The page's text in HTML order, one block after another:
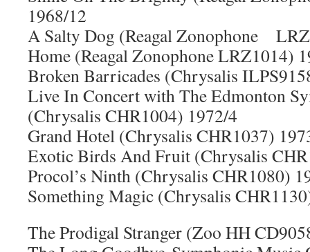
1968/12
A Salty Dog (Reagal Zonophone
Home (Reagal Zonophone LRZ1014)
Broken Barricades (Chrysalis
Live In Concert with The Edmonton
(Chrysalis CHR1004) 1972/4
Grand Hotel (Chrysalis CHR1037)
Exotic Birds And Fruit (Chrysalis
Procol’s Ninth (Chrysalis CHR1080)
Something Magic (Chrysalis
The Prodigal Stranger (Zoo HH